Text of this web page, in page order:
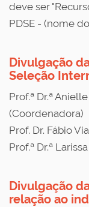
deve ser
PDSE - (nome
Divulgação
Seleção
Prof.ª Dr.ª
(Coordenadora)
Prof. Dr. Fábio
Prof.ª Dr.ª
Divulgação
relação ao